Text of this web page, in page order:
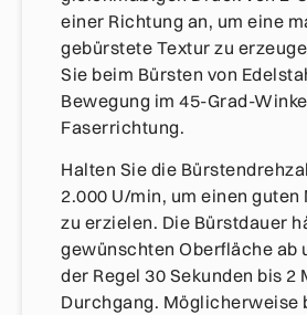
einer Richtung an, um eine
gebürstete Textur zu
Sie beim Bürsten von
Bewegung im 45-Grad-
Faserrichtung.
Halten Sie die
2.000 U/min, um einen
zu erzielen. Die Bürstdauer
gewünschten Oberfläche ab
der Regel 30 Sekunden bis 2
Durchgang. Möglicherweise